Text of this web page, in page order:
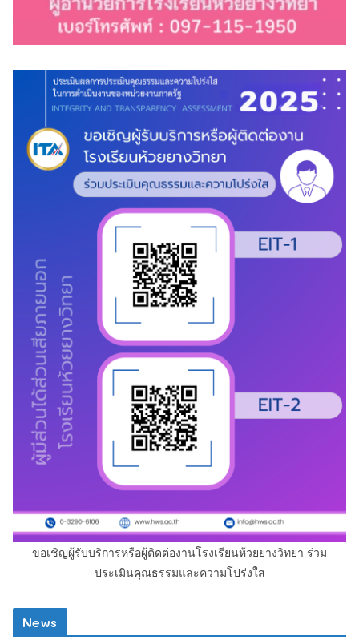
ขอเชิญผู้รับบริการหรือผู้ติดต่องานโรงเรียนห้วยยางวิทยา ร่วม
ประเมินคุณธรรมและความโปร่งใส
News